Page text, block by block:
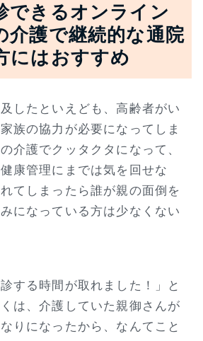
できるオンライン
介護で継続的な通院
にはおすすめ
したといえども、高齢者がい
族の協力が必要になってしま
介護でクッタクタになって、
康管理にまでは気を回せな
てしまったら誰が親の面倒を
になっている方は少なくない
する時間が取れました！」と
は、介護していた親御さんが
りになったから、なんてこと